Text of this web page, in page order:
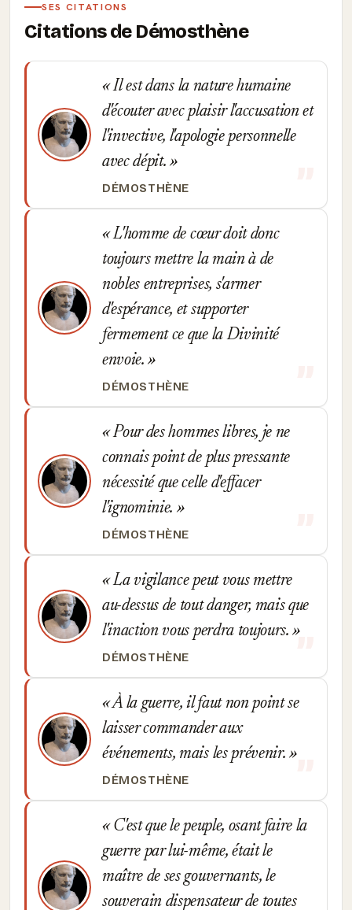
SES CITATIONS
Citations de Démosthène
Il est dans la nature humaine
d'écouter avec plaisir l'accusation et
l'invective, l'apologie personnelle
avec dépit.
DÉMOSTHÈNE
L'homme de cœur doit donc
toujours mettre la main à de
nobles entreprises, s'armer
d'espérance, et supporter
fermement ce que la Divinité
envoie.
DÉMOSTHÈNE
Pour des hommes libres, je ne
connais point de plus pressante
nécessité que celle d'effacer
l'ignominie.
DÉMOSTHÈNE
La vigilance peut vous mettre
au-dessus de tout danger, mais que
l'inaction vous perdra toujours.
DÉMOSTHÈNE
À la guerre, il faut non point se
laisser commander aux
événements, mais les prévenir.
DÉMOSTHÈNE
C'est que le peuple, osant faire la
guerre par lui-même, était le
maître de ses gouvernants, le
souverain dispensateur de toutes